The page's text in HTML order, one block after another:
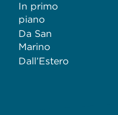
In primo
piano
Da San
Marino
Dall’Estero